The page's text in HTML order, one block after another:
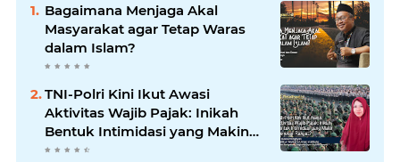
Bagaimana Menjaga Akal
Masyarakat agar Tetap Waras
dalam Islam?
TNI-Polri Kini Ikut Awasi
Aktivitas Wajib Pajak: Inikah
Bentuk Intimidasi yang Makin
Menekan Rakyat?